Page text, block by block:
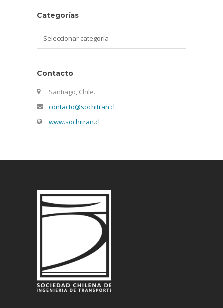
Categorías
Contacto
Santiago, Chile.
contacto@sochitran.cl
www.sochitran.cl